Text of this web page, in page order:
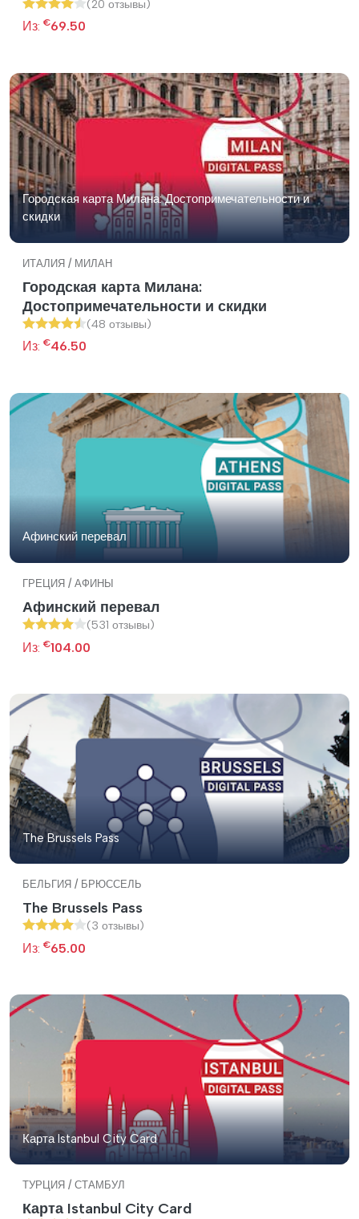
(20 отзывы)
Из: €69.50
Городская карта Милана: Достопримечательности и
скидки
ИТАЛИЯ / МИЛАН
Городская карта Милана:
Достопримечательности и скидки
(48 отзывы)
Из: €46.50
Афинский перевал
ГРЕЦИЯ / АФИНЫ
Афинский перевал
(531 отзывы)
Из: €104.00
The Brussels Pass
БЕЛЬГИЯ / БРЮССЕЛЬ
The Brussels Pass
(3 отзывы)
Из: €65.00
Карта Istanbul City Card
ТУРЦИЯ / СТАМБУЛ
Карта Istanbul City Card